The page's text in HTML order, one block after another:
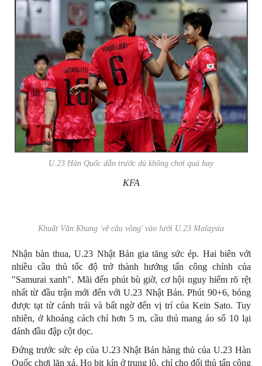
U.23 Hàn Quốc dẫn trước dù không chơi quá hay
KFA
Khuất Văn Khang 'vẽ cầu vồng' vào lưới U.23 Malaysia
Nhận bàn thua, U.23 Nhật Bản gia tăng sức ép. Hai biên với
nhiều cầu thủ tốc độ trở thành hướng tấn công chính của
"Samurai xanh". Mãi đến phút bù giờ, cơ hội nguy hiểm rõ rệt
nhất từ đầu trận mới đến với U.23 Nhật Bản. Phút 90+6, bóng
được tạt từ cánh trái và bất ngờ đến vị trí của Kein Sato. Tuy
nhiên, ở khoảng cách chỉ hơn 5 m, cầu thủ mang áo số 10 lại
đánh đầu đập cột dọc.
Đứng trước sức ép của U.23 Nhật Bản hàng thủ của U.23 Hàn
Quốc chơi lăn xả. Họ bịt kín ở trung lộ, chỉ cho đối thủ tấn công